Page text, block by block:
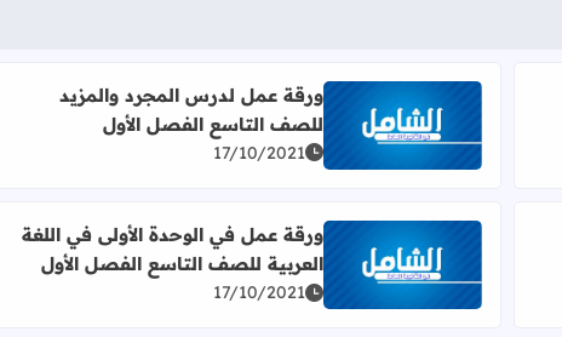
التاسع الفصل الأولاقرأ المزيد عن ورقة عمل لدرس المجرد والمزيد للصف
ورقة عمل لدرس المجرد والمزيد
للصف التاسع الفصل الأول
17/10/2021
التاسع الفصل الأولاقرأ المزيد عن ورقة عمل في الوحدة الأولى في اللغة
ورقة عمل في الوحدة الأولى في اللغة
العربية للصف التاسع الفصل الأول
17/10/2021